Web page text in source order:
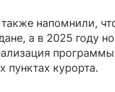
напомнили,
а в 2025 году
пунктах курорта.